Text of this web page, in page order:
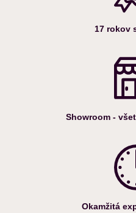
17 rokov
Showroom -
Okamžitá